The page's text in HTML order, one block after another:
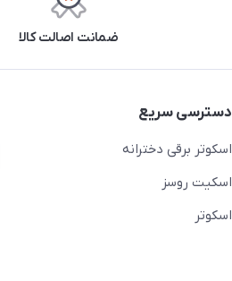
ضمانت اصالت کالا
دسترسی سریع
اسکوتر برقی دخترانه
اسکیت روسز
اسکوتر